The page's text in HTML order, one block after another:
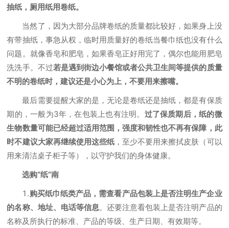
抽纸，厕用纸用卷纸。
当然了，因为大部分品牌卷纸的质量都比较好，如果身上没
有带抽纸，事急从权，临时用质量好的卷纸当餐巾纸也没有什么
问题。就像香皂和肥皂，如果香皂正好用完了，偶尔也能用肥皂
洗洗手。不过若是遇到街边小餐馆或者公共卫生间等提供的质量
不明的卷纸时，建议还是小心为上，不要用来擦嘴。
最后需要提醒大家的是，无论是卷纸还是抽纸，都是有保质
期的，一般为3年，在包装上也有注明。 过了保质期后，纸的微
生物数量可能已经超过适用范围，强度和韧性也不再有保障，此
时不建议大家再继续使用这些纸 ，至少不要用来擦拭皮肤（可以
用来清洁桌子柜子等），以守护我们的身体健康。
选购“纸”南
1.购买纸巾纸类产品，需查看产品包装上是否注明生产企业
的名称、地址、电话等信息。还要注意看包装上是否注明产品的
名称及所执行的标准、产品的等级、生产日期、有效期等。